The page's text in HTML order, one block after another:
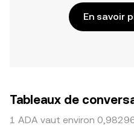
En savoir
Tableaux de
1 ADA vaut environ